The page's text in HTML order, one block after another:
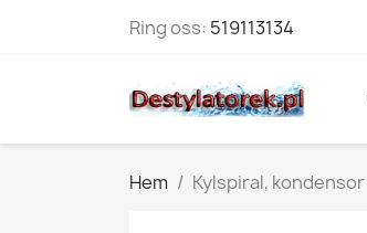
Ring oss: 519113134
Hem Kylspiral, kondensor